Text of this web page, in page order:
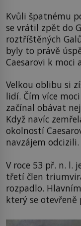
Kvůli špatnému
se vrátil zpět do
roztříštěných
byly to právě
Caesarovi k moci
Velkou oblibu si
lidí. Čím více
začínal obávat
Když navíc
okolností
navzájem odcizili.
V roce 53 př. n. l.
třetí člen
rozpadlo.
který se